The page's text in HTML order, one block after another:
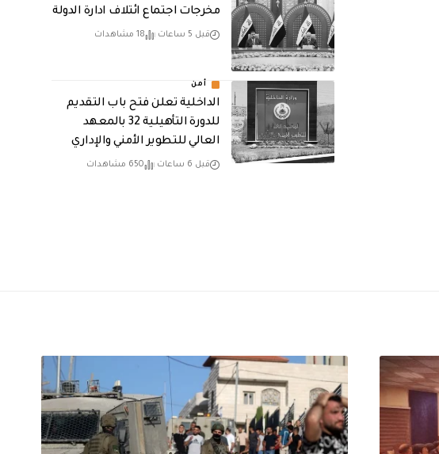
مخرجات اجتماع ائتلاف ادارة الدولة
قبل 5 ساعات 18 مشاهدات
أمن
الداخلية تعلن فتح باب التقديم
للدورة التأهيلية 32 بالمعهد
العالي للتطوير الأمني والإداري
قبل 6 ساعات 650 مشاهدات